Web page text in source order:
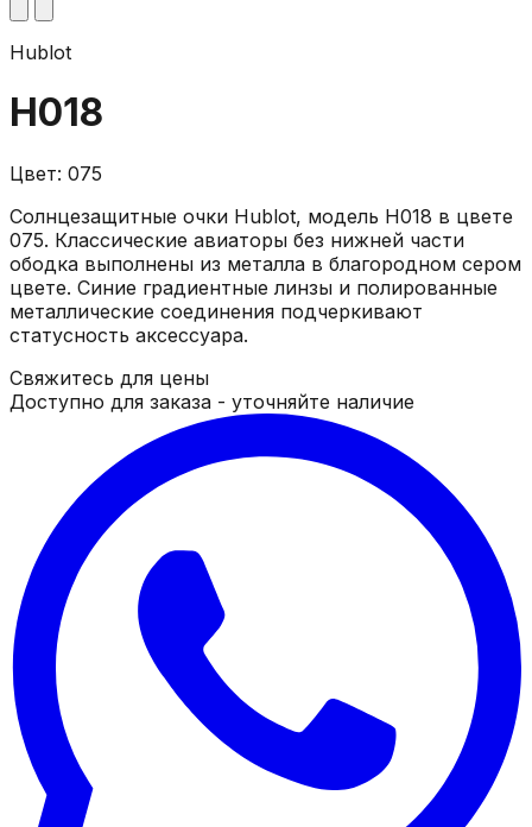
Hublot
H018
Цвет: 075
Солнцезащитные очки Hublot, модель H018 в цвете
075. Классические авиаторы без нижней части
ободка выполнены из металла в благородном сером
цвете. Синие градиентные линзы и полированные
металлические соединения подчеркивают
статусность аксессуара.
Свяжитесь для цены
Доступно для заказа - уточняйте наличие